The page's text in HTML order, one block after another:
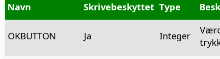
Navn Skrivebeskyttet Type
OKBUTTON Ja Integer